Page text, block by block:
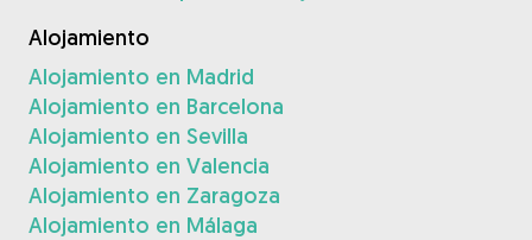
Alojamiento
Alojamiento en Madrid
Alojamiento en Barcelona
Alojamiento en Sevilla
Alojamiento en Valencia
Alojamiento en Zaragoza
Alojamiento en Málaga